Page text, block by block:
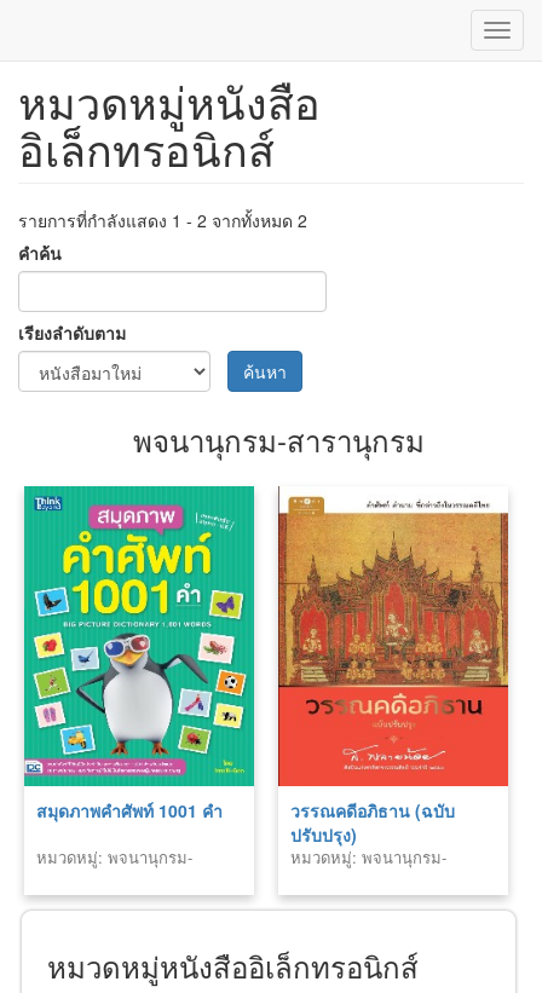
ข้าม
เนื้อหา
หมวดหมู่หนังสือ
อิเล็กทรอนิกส์
รายการที่กำลังแสดง 1 - 2 จากทั้งหมด 2
คำค้น
เรียงลำดับตาม
ค้นหา
พจนานุกรม-สารานุกรม
สมุดภาพคำศัพท์ 1001 คำ
หมวดหมู่: พจนานุกรม-
วรรณคดีอภิธาน (ฉบับ
ปรับปรุง)
หมวดหมู่: พจนานุกรม-
หมวดหมู่หนังสืออิเล็กทรอนิกส์